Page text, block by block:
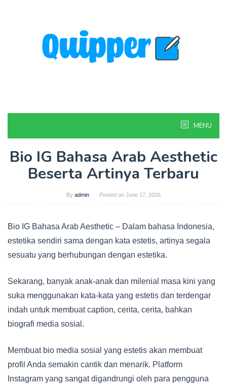
MENU
Bio IG Bahasa Arab Aesthetic
Beserta Artinya Terbaru
By admin Posted on June 17, 2026
Bio IG Bahasa Arab Aesthetic – Dalam bahasa Indonesia,
estetika sendiri sama dengan kata estetis, artinya segala
sesuatu yang berhubungan dengan estetika.
Sekarang, banyak anak-anak dan milenial masa kini yang
suka menggunakan kata-kata yang estetis dan terdengar
indah untuk membuat caption, cerita, cerita, bahkan
biografi media sosial.
Membuat bio media sosial yang estetis akan membuat
profil Anda semakin cantik dan menarik. Platform
Instagram yang sangat digandrungi oleh para pengguna